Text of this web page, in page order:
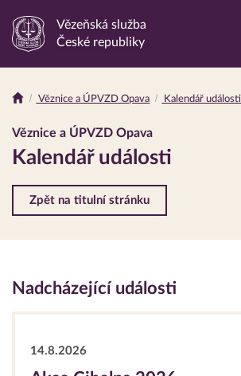
Odkaz
stránku
Vězeňská služba
České republiky
Drobečková
navigace
Věznice a ÚPVZD Opava Kalendář události
Věznice a ÚPVZD Opava
Kalendář události
Zpět na titulní stránku
Nadcházející události
14.8.2026